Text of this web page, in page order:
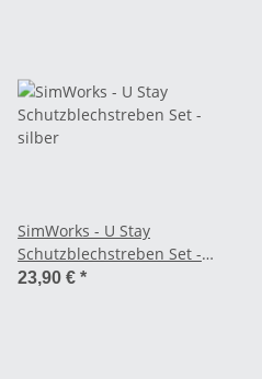
SimWorks - U Stay
Schutzblechstreben Set -
silber
23,90 € *